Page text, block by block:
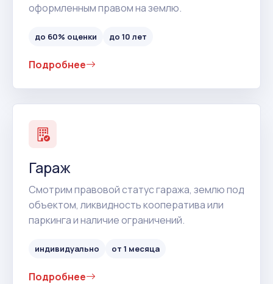
оформленным правом на землю.
до 60% оценки до 10 лет
Подробнее
Гараж
Смотрим правовой статус гаража, землю под
объектом, ликвидность кооператива или
паркинга и наличие ограничений.
индивидуально от 1 месяца
Подробнее